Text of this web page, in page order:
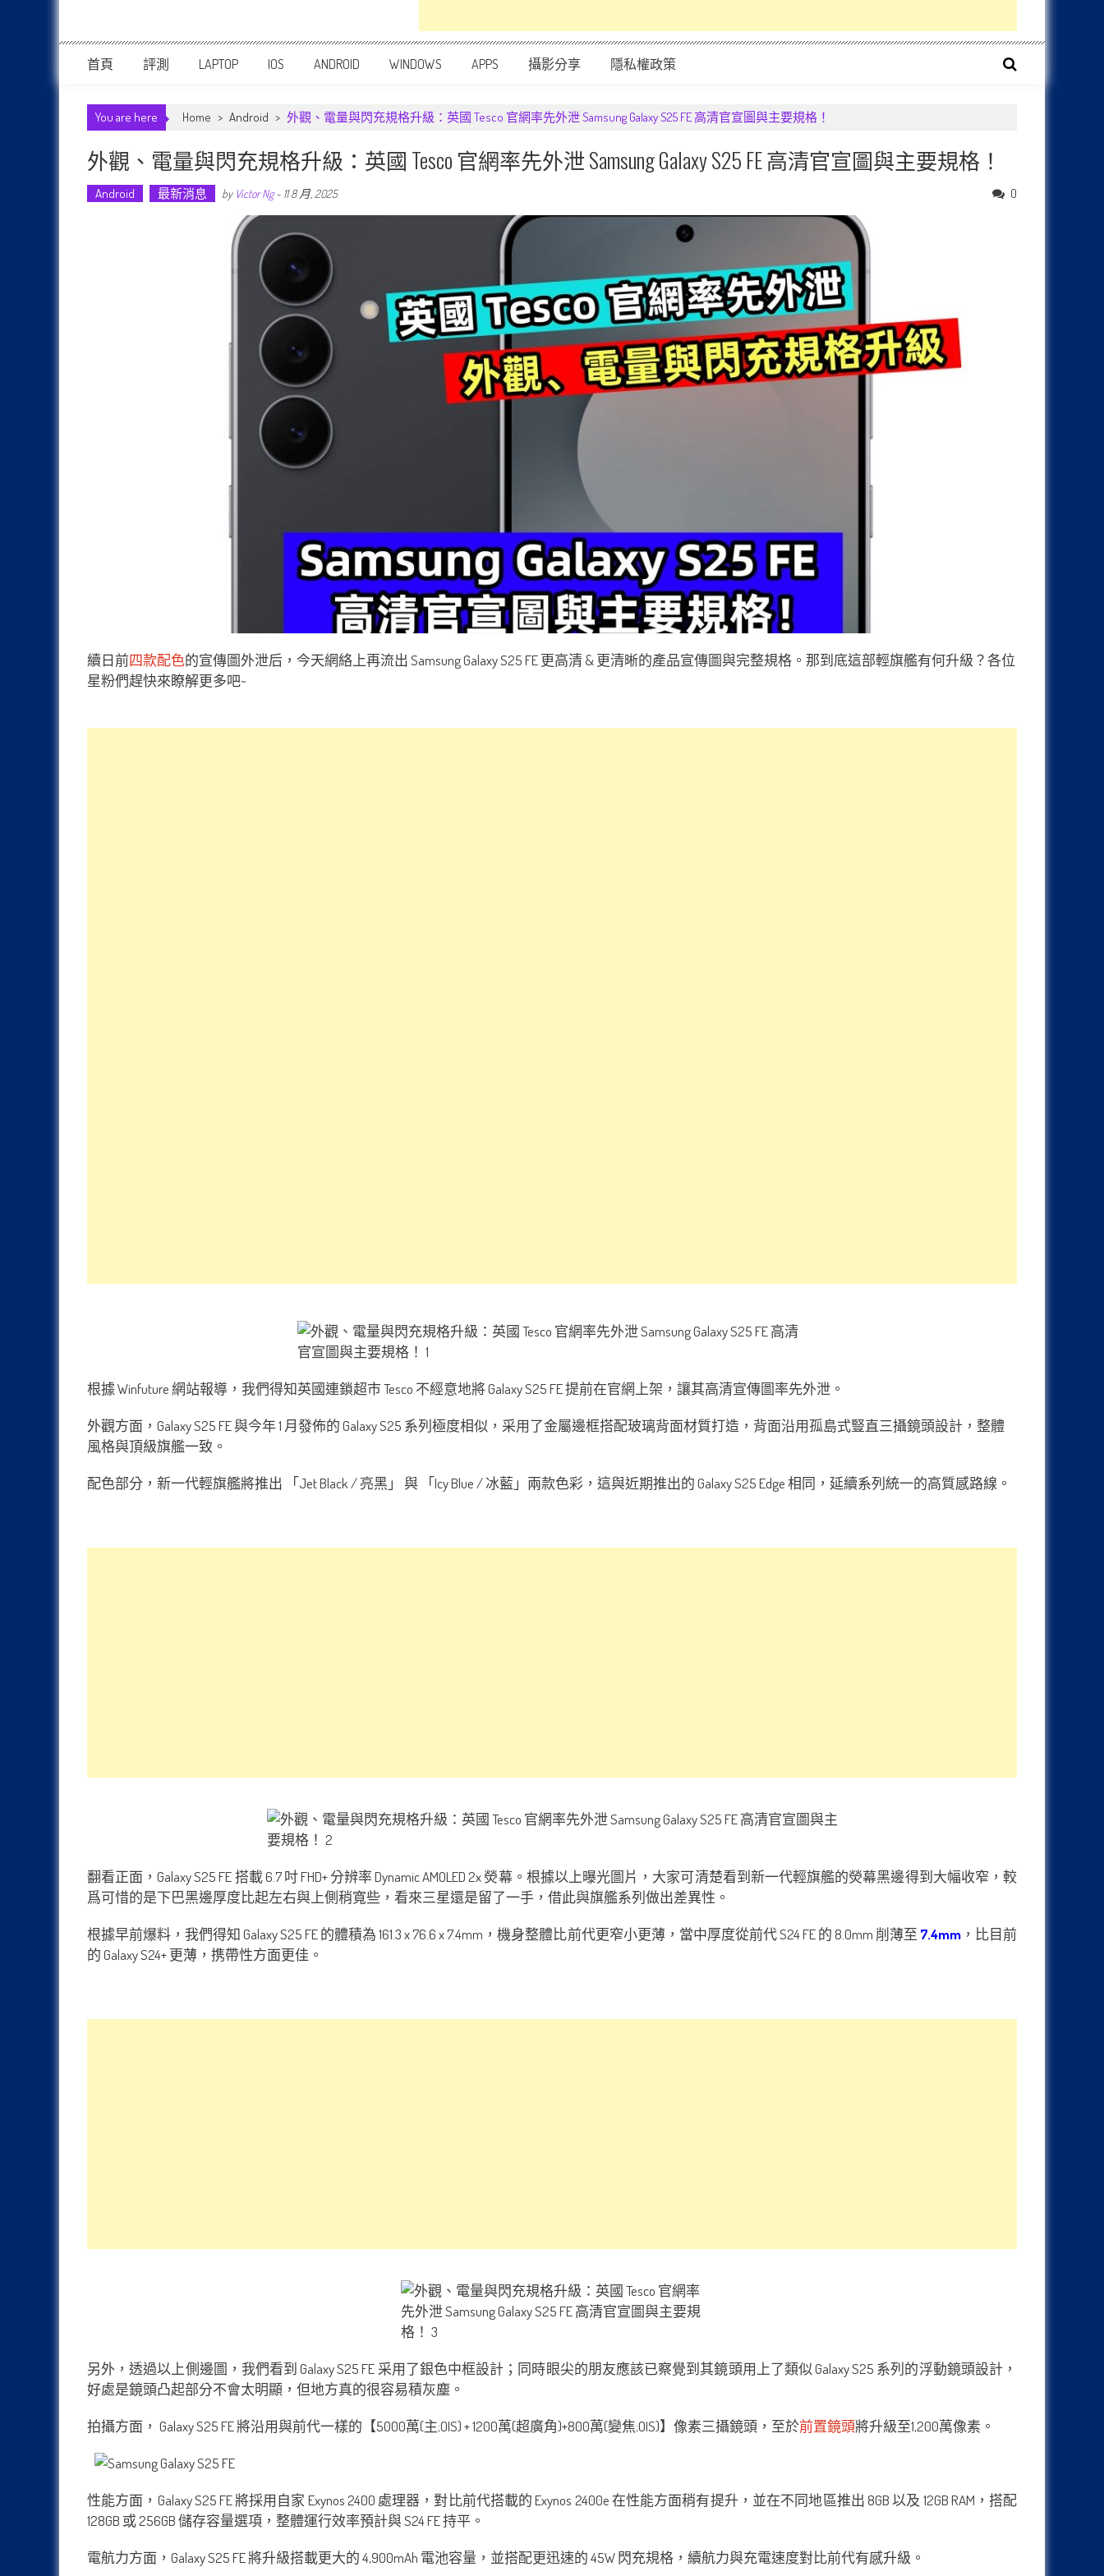
首頁 評測 LAPTOP IOS ANDROID WINDOWS APPS 攝影分享 隱私權政策
You are here Home > Android > 外觀、電量與閃充規格升級：英國 Tesco 官網率先外泄 Samsung Galaxy S25 FE 高清官宣圖與主要規格！
外觀、電量與閃充規格升級：英國 Tesco 官網率先外泄 Samsung Galaxy S25 FE 高清官宣圖與主要規格！
Android 最新消息 by Victor Ng- 11 8 月, 2025 0
續日前四款配色的宣傳圖外泄后，今天網絡上再流出 Samsung Galaxy S25 FE 更高清 & 更清晰的產品宣傳圖與完整規格。那到底這部輕旗艦有何升級？各位
星粉們趕快來瞭解更多吧~
根據 Winfuture 網站報導，我們得知英國連鎖超市 Tesco 不經意地將 Galaxy S25 FE 提前在官網上架，讓其高清宣傳圖率先外泄。
外觀方面，Galaxy S25 FE 與今年 1 月發佈的 Galaxy S25 系列極度相似，采用了金屬邊框搭配玻璃背面材質打造，背面沿用孤島式豎直三攝鏡頭設計，整體
風格與頂級旗艦一致。
配色部分，新一代輕旗艦將推出 「Jet Black / 亮黑」 與 「Icy Blue / 冰藍」兩款色彩，這與近期推出的 Galaxy S25 Edge 相同，延續系列統一的高質感路線。
翻看正面，Galaxy S25 FE 搭載 6.7 吋 FHD+ 分辨率 Dynamic AMOLED 2x 熒幕。根據以上曝光圖片，大家可清楚看到新一代輕旗艦的熒幕黑邊得到大幅收窄，較
爲可惜的是下巴黑邊厚度比起左右與上側稍寬些，看來三星還是留了一手，借此與旗艦系列做出差異性。
根據早前爆料，我們得知 Galaxy S25 FE 的體積為 161.3 x 76.6 x 7.4mm，機身整體比前代更窄小更薄，當中厚度從前代 S24 FE 的 8.0mm 削薄至 7.4mm，比目前
的 Galaxy S24+ 更薄，携帶性方面更佳。
另外，透過以上側邊圖，我們看到 Galaxy S25 FE 采用了銀色中框設計；同時眼尖的朋友應該已察覺到其鏡頭用上了類似 Galaxy S25 系列的浮動鏡頭設計，
好處是鏡頭凸起部分不會太明顯，但地方真的很容易積灰塵。
拍攝方面， Galaxy S25FE 將沿用與前代一樣的【5000萬(主;OIS) + 1200萬(超廣角)+800萬(變焦;OIS)】像素三攝鏡頭，至於前置鏡頭將升級至1,200萬像素。
性能方面，Galaxy S25 FE 將採用自家 Exynos 2400 處理器，對比前代搭載的 Exynos 2400e 在性能方面稍有提升，並在不同地區推出 8GB 以及 12GB RAM，搭配
128GB 或 256GB 儲存容量選項，整體運行效率預計與 S24 FE 持平。
電航力方面，Galaxy S25 FE 將升級搭載更大的 4,900mAh 電池容量，並搭配更迅速的 45W 閃充規格，續航力與充電速度對比前代有感升級。